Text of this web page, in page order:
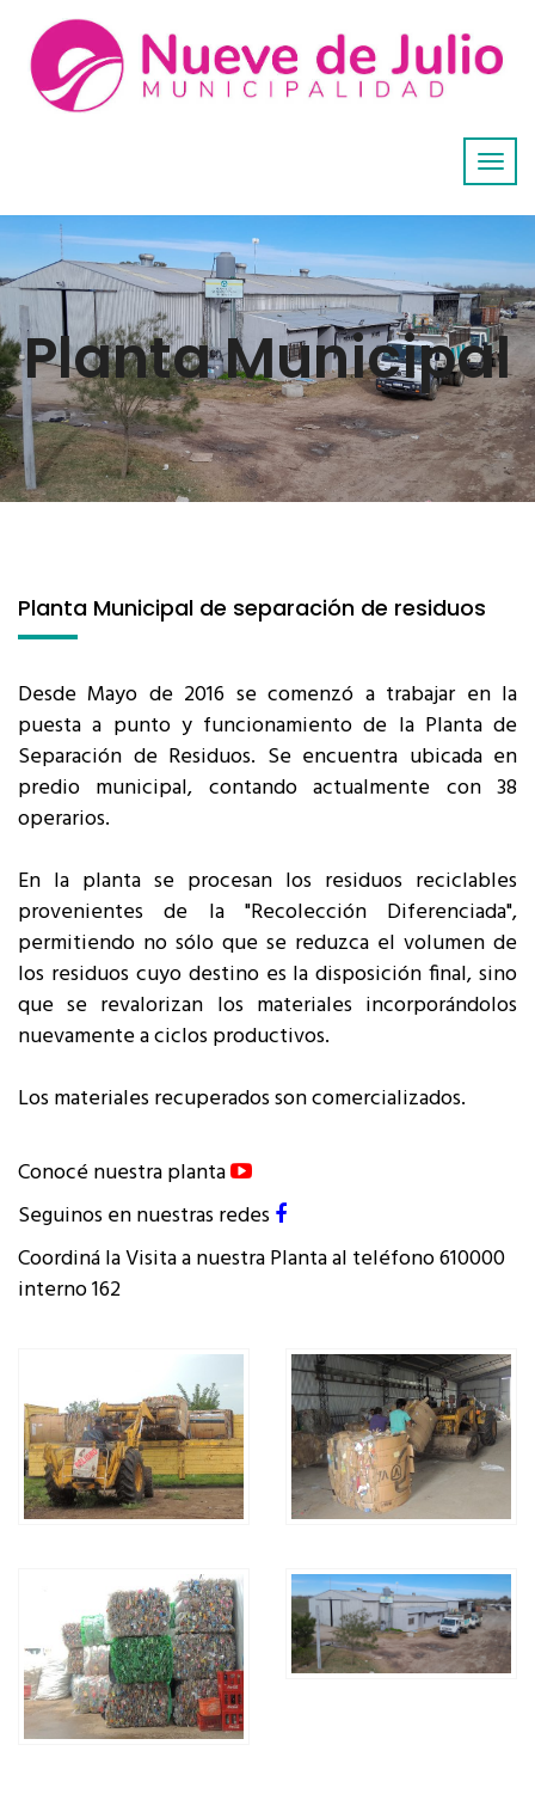
Planta Municipal
Planta Municipal de separación de residuos
Desde Mayo de 2016 se comenzó a trabajar en la
puesta a punto y funcionamiento de la Planta de
Separación de Residuos. Se encuentra ubicada en
predio municipal, contando actualmente con 38
operarios.
En la planta se procesan los residuos reciclables
provenientes de la "Recolección Diferenciada",
permitiendo no sólo que se reduzca el volumen de
los residuos cuyo destino es la disposición final, sino
que se revalorizan los materiales incorporándolos
nuevamente a ciclos productivos.
Los materiales recuperados son comercializados.
Conocé nuestra planta
Seguinos en nuestras redes
Coordiná la Visita a nuestra Planta al teléfono 610000
interno 162